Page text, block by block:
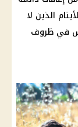
الذين لا
في ظروف